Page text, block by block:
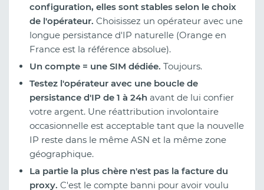
configuration, elles sont stables selon le choix
de l'opérateur. Choisissez un opérateur avec une
longue persistance d'IP naturelle (Orange en
France est la référence absolue).
Un compte = une SIM dédiée. Toujours.
Testez l'opérateur avec une boucle de
persistance d'IP de 1 à 24h avant de lui confier
votre argent. Une réattribution involontaire
occasionnelle est acceptable tant que la nouvelle
IP reste dans le même ASN et la même zone
géographique.
La partie la plus chère n'est pas la facture du
proxy. C'est le compte banni pour avoir voulu